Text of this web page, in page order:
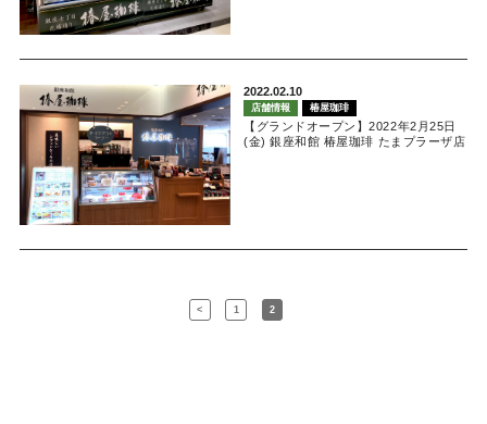
2022.02.10
店舗情報 椿屋珈琲
【グランドオープン】2022年2月25日
(金) 銀座和館 椿屋珈琲 たまプラーザ店
< 1 2